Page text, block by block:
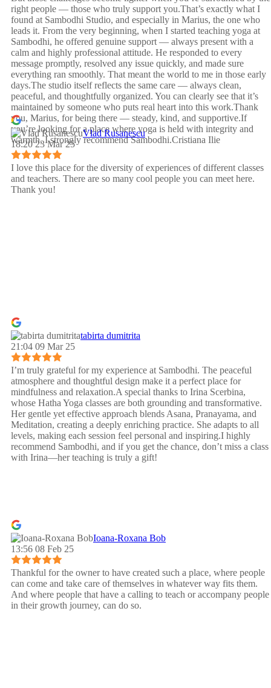
right people — those who truly support you.That’s exactly what I
found at Sambodhi Studio, and especially in Marius, the one who
leads it. From the very beginning, when I started teaching yoga at
Sambodhi, he offered genuine support — always present with a
calm and highly professional attitude. He responded to every
message promptly, resolved any issue quickly, and made sure
everything ran smoothly. That meant the world to me in those early
days.The studio itself reflects the same care — always clean,
peaceful, and thoughtfully organized. You can clearly see that it’s
maintained by someone who puts real heart into this work.Thank
you, Marius, for being there — steady, kind, and supportive.If
you’re looking for a place where yoga is held with integrity and
warmth, I strongly recommend Sambodhi.Cristiana Ilie
Vlad Rusanescu
18:20 23 Mar 25
I love this place for the diversity of experiences of different classes
and teachers. There are so many cool people you can meet here.
Thank you!
tabirta dumitrita
21:04 09 Mar 25
I’m truly grateful for my experience at Sambodhi. The peaceful
atmosphere and thoughtful design make it a perfect place for
mindfulness and relaxation.A special thanks to Irina Scerbina,
whose Hatha Yoga classes are both grounding and transformative.
Her gentle yet effective approach blends Asana, Pranayama, and
Meditation, creating a deeply enriching practice. She adapts to all
levels, making each session feel personal and inspiring.I highly
recommend Sambodhi, and if you get the chance, don’t miss a class
with Irina—her teaching is truly a gift!
Ioana-Roxana Bob
13:56 08 Feb 25
Thankful for the owner to have created such a place, where people
can come and take care of themselves in whatever way fits them.
And where people that have a calling to teach or accompany people
in their growth journey, can do so.